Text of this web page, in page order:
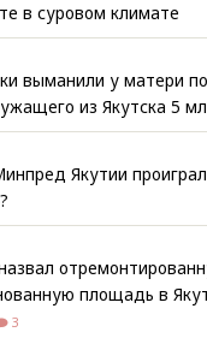
в суровом климате
выманили у матери
из Якутска 5
Якутии
площадь в
3